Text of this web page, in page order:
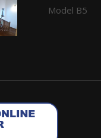
Model B5